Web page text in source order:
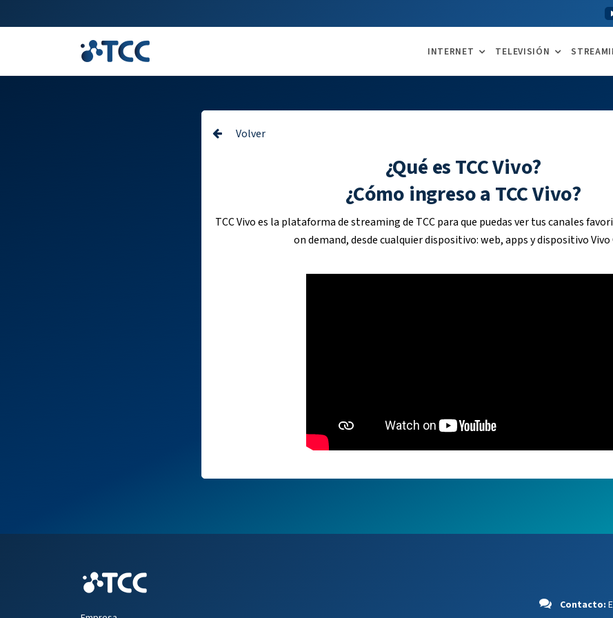
INTERNET TELEVISIÓN
Volver
¿Qué es TCC Vivo?
¿Cómo ingreso a TCC Vivo?
TCC Vivo es la plataforma de streaming de TCC para que puedas ver tus canales
on demand, desde cualquier dispositivo: web, apps y dispositivo Vivo
Contacto: